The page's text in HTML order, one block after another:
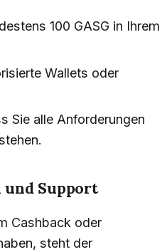
100 GASG in Ihrem
Wallets oder
Sie alle Anforderungen
und Support
Cashback oder
steht der